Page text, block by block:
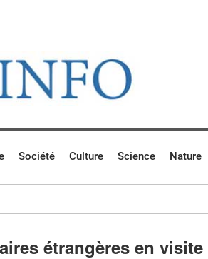
Société Culture Science Nature
étrangères en visite